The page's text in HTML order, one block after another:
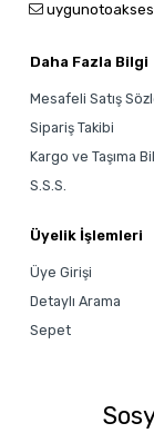
Daha Fazla Bilgi
Mesafeli Satış
Sipariş Takibi
Kargo ve Taşıma
S.S.S.
Üyelik İşlemleri
Üye Girişi
Detaylı Arama
Sepet